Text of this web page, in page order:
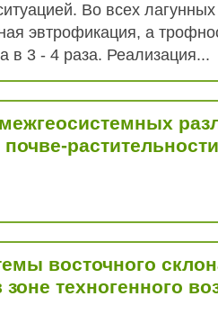
Во всех
эвтрофикация, а
в 3 - 4 раза. Реализация...
восточного
техногенного